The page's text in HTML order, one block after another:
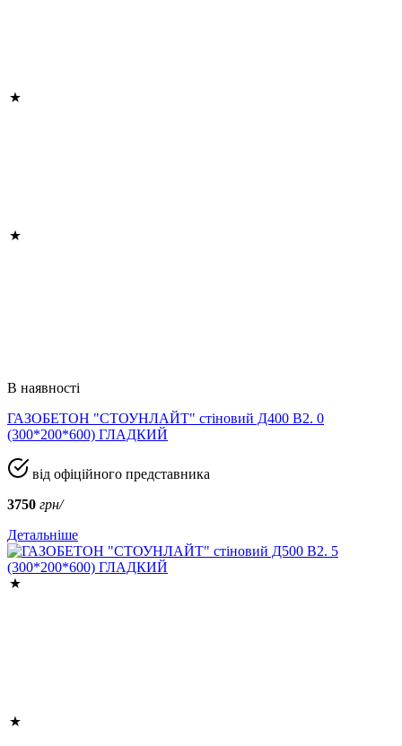
В наявності
ГАЗОБЕТОН "СТОУНЛАЙТ" стіновий Д400 В2. 0
(300*200*600) ГЛАДКИЙ
від офіційного представника
3750 грн/
Детальніше